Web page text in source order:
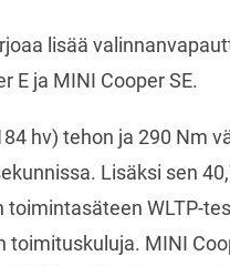
lisää
E ja MINI Cooper SE.
hv) tehon ja 290 Nm
Lisäksi sen
WLTP-
toimituskuluja. MINI